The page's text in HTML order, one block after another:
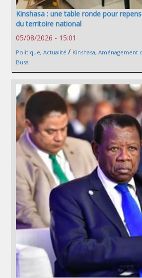
Kinshasa : une table ronde pour
du territoire national
05/08/2026 - 15:01
Politique, Actualité / Kinshasa, Aménagement
Busa